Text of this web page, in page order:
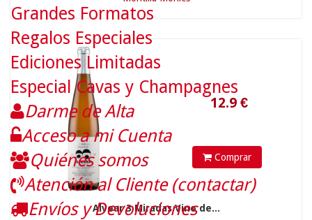
Comprar
Alvear 3 Miradas Vino de...
Grandes Formatos
Regalos Especiales
Ediciones Limitadas
Especial Cavas y Champagnes
Darme de Alta
Acceso a mi Cuenta
Quiénes somos
Atención al Cliente (contactar)
Envíos y Devoluciones